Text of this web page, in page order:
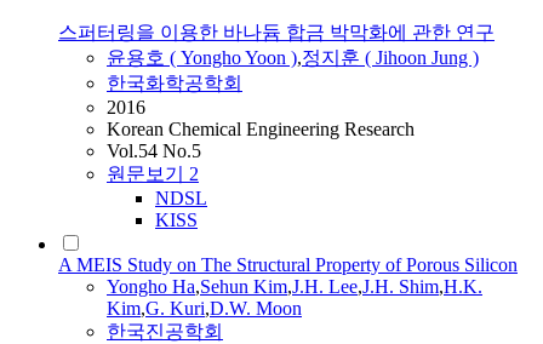
스퍼터링을 이용한 바나듐 합금 박막화에 관한 연구
윤용호 ( YonghoYoon ),정지훈 ( Jihoon Jung )
한국화학공학회
2016
Korean Chemical Engineering Research
Vol.54 No.5
원문보기 2
NDSL
KISS
A MEIS Study on The Structural Property of Porous Silicon
Yongho Ha,Sehun Kim,J.H. Lee,J.H. Shim,H.K.
Kim,G. Kuri,D.W. Moon
한국진공학회